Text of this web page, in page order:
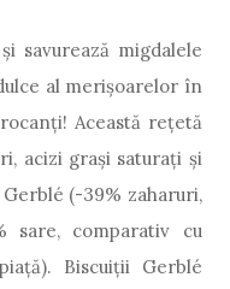
savurează migdalele
al merişoarelor în
Această rețetă
acizi grași saturați și
(-39% zaharuri,
sare, comparativ cu
Biscuiţii Gerblé